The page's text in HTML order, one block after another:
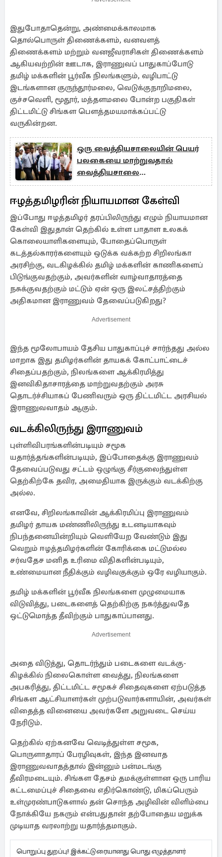
இதுபோதாதென்று, அண்மைக்காலமாக
தொல்பொருள் திணைக்களம், வனவளத்
திணைக்களம் மற்றும் வனஜீவராசிகள் திணைக்களம்
ஆகியவற்றின் ஊடாக, இராணுவப் பாதுகாப்போடு
தமிழ் மக்களின் பூர்வீக நிலங்களும், வழிபாட்டு
இடங்களான குருந்தூர்மலை, வெடுக்குநாறிமலை,
குச்சவெளி, மூதூர், மத்தளமலை போன்ற பகுதிகள்
திட்டமிட்டு சிங்கள பௌத்தமயமாக்கப்பட்டு
வருகின்றன.
ஒரு வைத்தியசாலையின் பெயர்
பலகையை மாற்றுவதால்
வைத்தியசாலை
அபிவிருத்தியடையுமா...!
ஈழத்தமிழரின் நியாயமான கேள்வி
இப்போது ஈழத்தமிழர் தரப்பிலிருந்து எழும் நியாயமான
கேள்வி இதுதான் தெற்கில் உள்ள பாதாள உலகக்
கொலையாளிகளையும், போதைப்பொருள்
கடத்தல்காரர்களையும் ஒடுக்க வக்கற்ற சிறிலங்கா
அரசிற்கு, வடகிழக்கில் தமிழ் மக்களின் காணிகளைப்
பிடுங்குவதற்கும், அவர்களின் வாழ்வாதாரத்தை
நசுக்குவதற்கும் மட்டும் ஏன் ஒரு இலட்சத்திற்கும்
அதிகமான இராணுவம் தேவைப்படுகிறது?
Advertisement
இந்த மூலோபாயம் தேசிய பாதுகாப்புச் சார்ந்தது அல்ல
மாறாக இது தமிழர்களின் தாயகக் கோட்பாட்டைச்
சிதைப்பதற்கும், நிலங்களை ஆக்கிரமித்து
இனவிகிதாசாரத்தை மாற்றுவதற்கும் அரசு
தொடர்ச்சியாகப் பேணிவரும் ஒரு திட்டமிட்ட அரசியல்
இராணுவவாதம் ஆகும்.
வடக்கிலிருந்து இராணுவம்
புள்ளிவிபரங்களின்படியும் சமூக
யதார்த்தங்களின்படியும், இப்போதைக்கு இராணுவம்
தேவைப்படுவது சட்டம் ஒழுங்கு சீர்குலைந்துள்ள
தெற்கிற்கே தவிர, அமைதியாக இருக்கும் வடக்கிற்கு
அல்ல.
எனவே, சிறிலங்காவின் ஆக்கிரமிப்பு இராணுவம்
தமிழர் தாயக மண்ணிலிருந்து உடனடியாகவும்
நிபந்தனையின்றியும் வெளியேற வேண்டும் இது
வெறும் ஈழத்தமிழர்களின் கோரிக்கை மட்டுமல்ல
சர்வதேச மனித உரிமை விதிகளின்படியும்,
உண்மையான நீதிக்கும் வழிவகுக்கும் ஒரே வழியாகும்.
தமிழ் மக்களின் பூர்வீக நிலங்களை முழுமையாக
விடுவித்து, படைகளைத் தெற்கிற்கு நகர்த்துவதே
ஒட்டுமொத்த தீவிற்கும் பாதுகாப்பானது.
Advertisement
அதை விடுத்து, தொடர்ந்தும் படைகளை வடக்கு-
கிழக்கில் நிலைகொள்ள வைத்து, நிலங்களை
அபகரித்து, திட்டமிட்ட சமூகச் சிதைவுகளை ஏற்படுத்த
சிங்கள ஆட்சியாளர்கள் முற்படுவார்களாயின், அவர்கள்
விதைத்த வினையை அவர்களே அறுவடை செய்ய
நேரிடும்.
தெற்கில் ஏற்கனவே வெடித்துள்ள சமூக,
பொருளாதாரப் பேரழிவுகள், இந்த இனவாத
இராணுவவாதத்தால் இன்னும் பன்மடங்கு
தீவிரமடையும். சிங்கள தேசம் தமக்குள்ளான ஒரு பாரிய
கட்டமைப்புச் சிதைவை எதிர்கொண்டு, மிகப்பெரும்
உள்முரண்பாடுகளால் தன் சொந்த அழிவின் விளிம்பை
நோக்கியே நகரும் என்பதுதான் தற்போதைய மறுக்க
முடியாத வரலாற்று யதார்த்தமாகும்.
பொறுப்பு துறப்பு! இக்கட்டுரையானது பொது எழுத்தாளர்